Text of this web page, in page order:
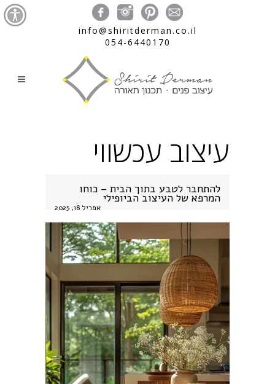
info@shiritderman.co.il
054-6440170
עיצוב עכשווי
להתחבר לטבע בתוך הבית – כוחו
המרפא של העיצוב הביופילי
אפריל 18, 2025